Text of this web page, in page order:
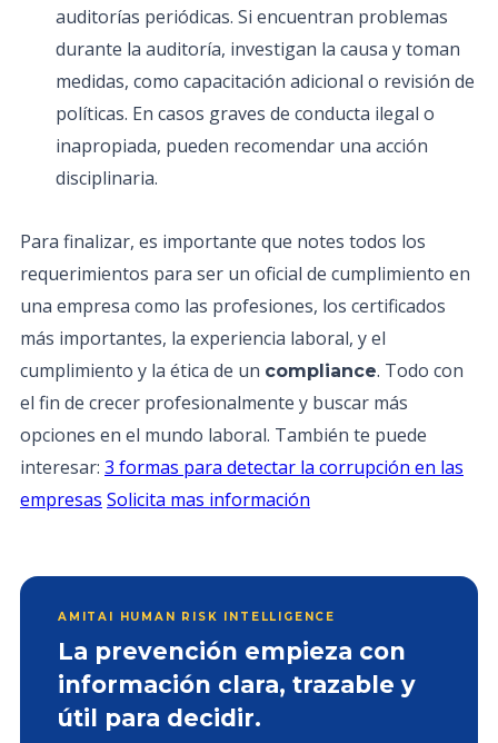
auditorías periódicas. Si encuentran problemas
durante la auditoría, investigan la causa y toman
medidas, como capacitación adicional o revisión de
políticas. En casos graves de conducta ilegal o
inapropiada, pueden recomendar una acción
disciplinaria.
Para finalizar, es importante que notes todos los
requerimientos para ser un oficial de cumplimiento en
una empresa como las profesiones, los certificados
más importantes, la experiencia laboral, y el
cumplimiento y la ética de un compliance. Todo con
el fin de crecer profesionalmente y buscar más
opciones en el mundo laboral. También te puede
interesar: 3 formas para detectar la corrupción en las
empresas Solicita mas información
AMITAI HUMAN RISK INTELLIGENCE
La prevención empieza con
información clara, trazable y
útil para decidir.